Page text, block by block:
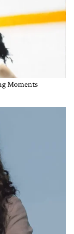
DE 2022
podes
diario yanqui o
dira s
por